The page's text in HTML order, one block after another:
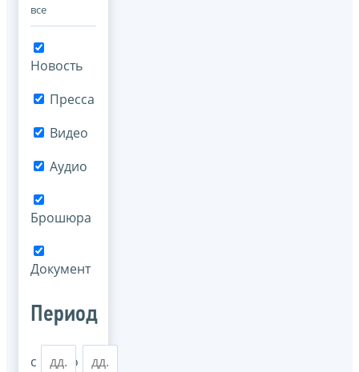
все
Новость
Пресса
Видео
Аудио
Брошюра
Документ
Период
с по